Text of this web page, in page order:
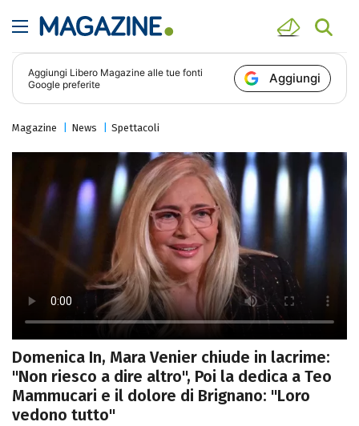
Aggiungi Libero Magazine alle tue fonti
Google preferite
Aggiungi
Magazine News Spettacoli
Domenica In, Mara Venier chiude in lacrime:
"Non riesco a dire altro", Poi la dedica a Teo
Mammucari e il dolore di Brignano: "Loro
vedono tutto"